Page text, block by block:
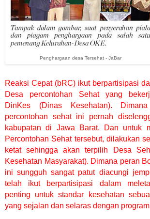
Penghargaan desa Tersehat - JaBar
Reaksi Cepat (bRC) ikut berpartisipasi
Desa percontohan Sehat yang
DinKes (Dinas Kesehatan).
percontohan sehat ini pernah
kabupatan di Jawa Barat. Dan untuk
Percontohan Sehat tersebut, dilakukan
ketat sehingga akan terpilih Desa
Kesehatan Masyarakat). Dimana peran
ini sungguh sangat patut diacungi
telah ikut berpartisipasi dalam
penting untuk standar kesehatan
yang sejalan dan selaras dengan program